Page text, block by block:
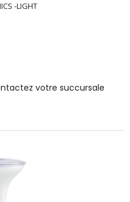
-LIGHT
votre succursale